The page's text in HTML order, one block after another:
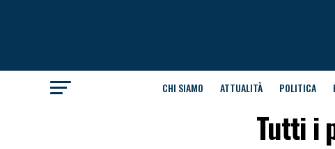
CHI SIAMO ATTUALITÀ POLITICA
Tutti i